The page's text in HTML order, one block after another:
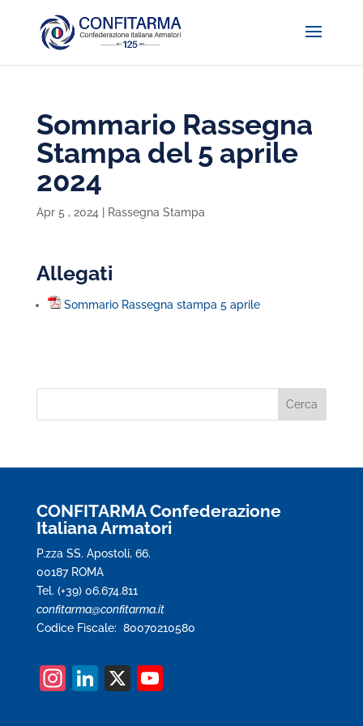
Sommario Rassegna
Stampa del 5 aprile
2024
Apr 5 , 2024 Rassegna Stampa
Allegati
Sommario Rassegna stampa 5 aprile
CONFITARMA Confederazione
Italiana Armatori
P.zza SS. Apostoli, 66.
00187 ROMA
Tel. (+39) 06.674.811
confitarma@confitarma.it
Codice Fiscale: 80070210580
In Li X Y